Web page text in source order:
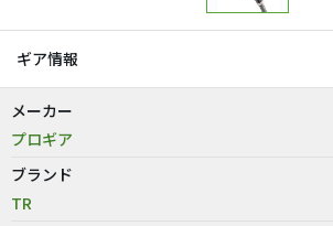
ギア情報
メーカー
プロギア
ブランド
TR